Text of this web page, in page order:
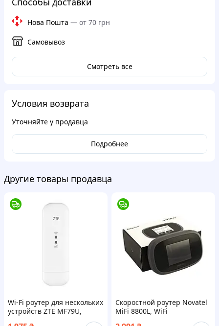
Нова Пошта — от 70 грн
Самовывоз
Смотреть все
Условия возврата
Уточняйте у продавца
Подробнее
Другие товары продавца
Wi-Fi роутер для нескольких
устройств ZTE MF79U,
качественный Wi-Fi сигнал,
Скоростной роутер Novatel
MiFi 8800L, WiFi